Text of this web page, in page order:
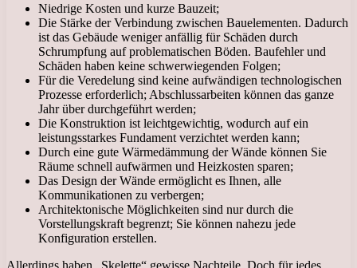
Niedrige Kosten und kurze Bauzeit;
Die Stärke der Verbindung zwischen Bauelementen. Dadurch
ist das Gebäude weniger anfällig für Schäden durch
Schrumpfung auf problematischen Böden. Baufehler und
Schäden haben keine schwerwiegenden Folgen;
Für die Veredelung sind keine aufwändigen technologischen
Prozesse erforderlich; Abschlussarbeiten können das ganze
Jahr über durchgeführt werden;
Die Konstruktion ist leichtgewichtig, wodurch auf ein
leistungsstarkes Fundament verzichtet werden kann;
Durch eine gute Wärmedämmung der Wände können Sie
Räume schnell aufwärmen und Heizkosten sparen;
Das Design der Wände ermöglicht es Ihnen, alle
Kommunikationen zu verbergen;
Architektonische Möglichkeiten sind nur durch die
Vorstellungskraft begrenzt; Sie können nahezu jede
Konfiguration erstellen.
Allerdings haben „Skelette“ gewisse Nachteile. Doch für jedes